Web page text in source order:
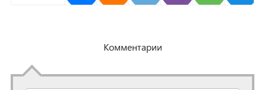
Комментарии